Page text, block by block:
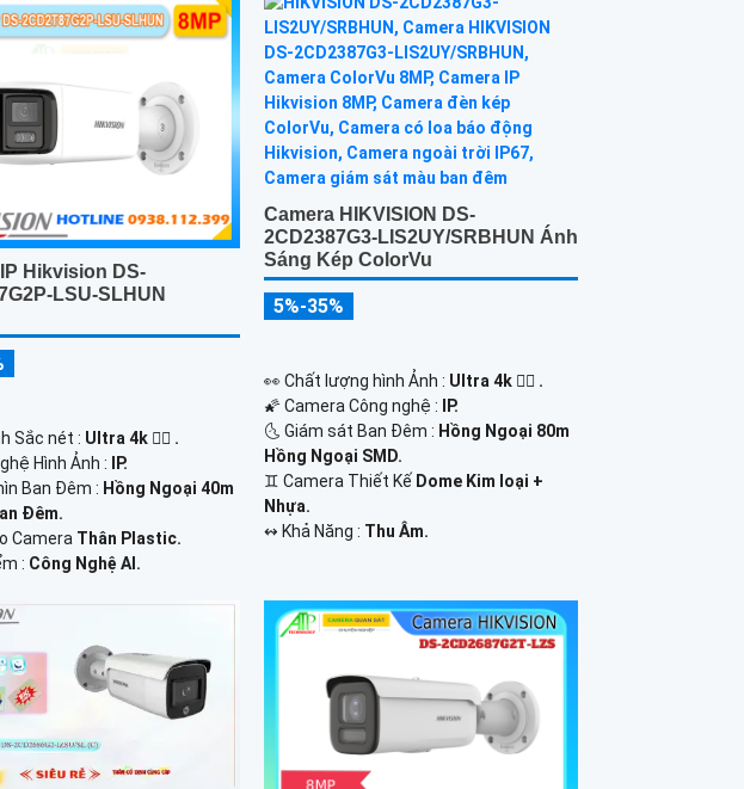
Hikvision DS-
LSU-SLHUN
Sắc nét : Ultra 4k 👍🏾 .
Hình Ảnh :
IP.
Ban Đêm : Hồng Ngoại 40m
Ðêm.
Camera Thân Plastic.
: Công Nghệ AI.
Camera HIKVISION DS-
2CD2387G3-LIS2UY/SRBHUN Ánh
Sáng Kép ColorVu
5%-35%
️👀 Chất lượng hình Ảnh : Ultra 4k 👍🏾 .
🌠 Camera Công nghệ :
IP.
🌜 Giám sát Ban Đêm : Hồng Ngoại 80m
Hồng Ngoại SMD.
♊ Camera Thiết Kế Dome Kim loại +
Nhựa.
️↭ Khả Năng : Thu Âm.